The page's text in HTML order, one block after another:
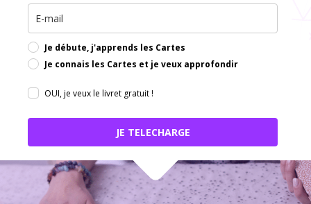
Je débute, j'apprends les Cartes
Je connais les Cartes et je veux approfondir
OUI, je veux le livret gratuit !
JE TELECHARGE